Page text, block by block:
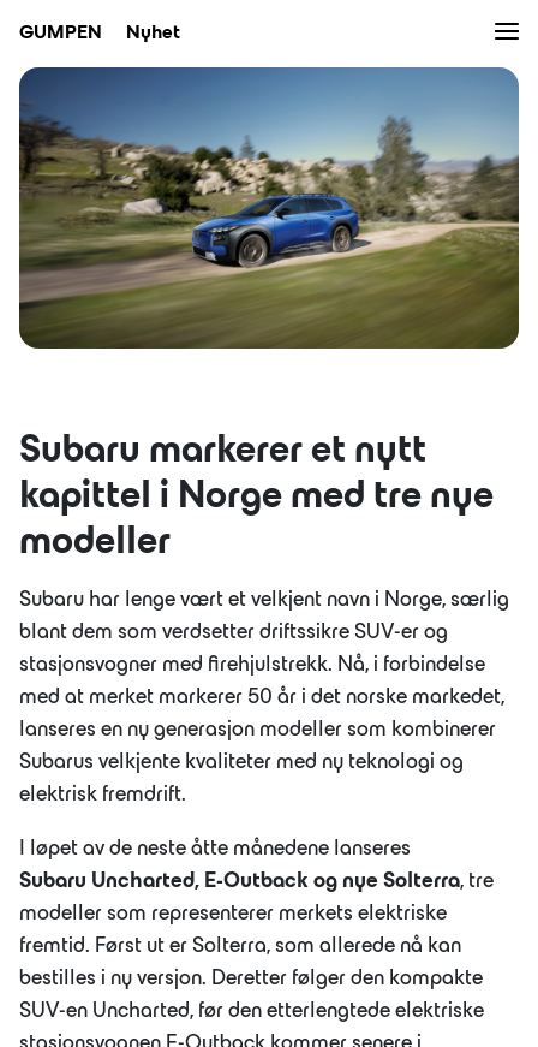
GUMPEN Nyhet
Bruktbil
Verksted
Bilpleie
Nybil
Nyheter
Eiendom
Bilutleie
Subaru markerer et nytt
kapittel i Norge med tre nye
modeller
Subaru har lenge vært et velkjent navn i Norge, særlig
blant dem som verdsetter driftssikre SUV-er og
stasjonsvogner med firehjulstrekk. Nå, i forbindelse
med at merket markerer 50 år i det norske markedet,
lanseres en ny generasjon modeller som kombinerer
Subarus velkjente kvaliteter med ny teknologi og
elektrisk fremdrift.
I løpet av de neste åtte månedene lanseres
Subaru Uncharted, E-Outback og nye Solterra, tre
modeller som representerer merkets elektriske
fremtid. Først ut er Solterra, som allerede nå kan
bestilles i ny versjon. Deretter følger den kompakte
SUV-en Uncharted, før den etterlengtede elektriske